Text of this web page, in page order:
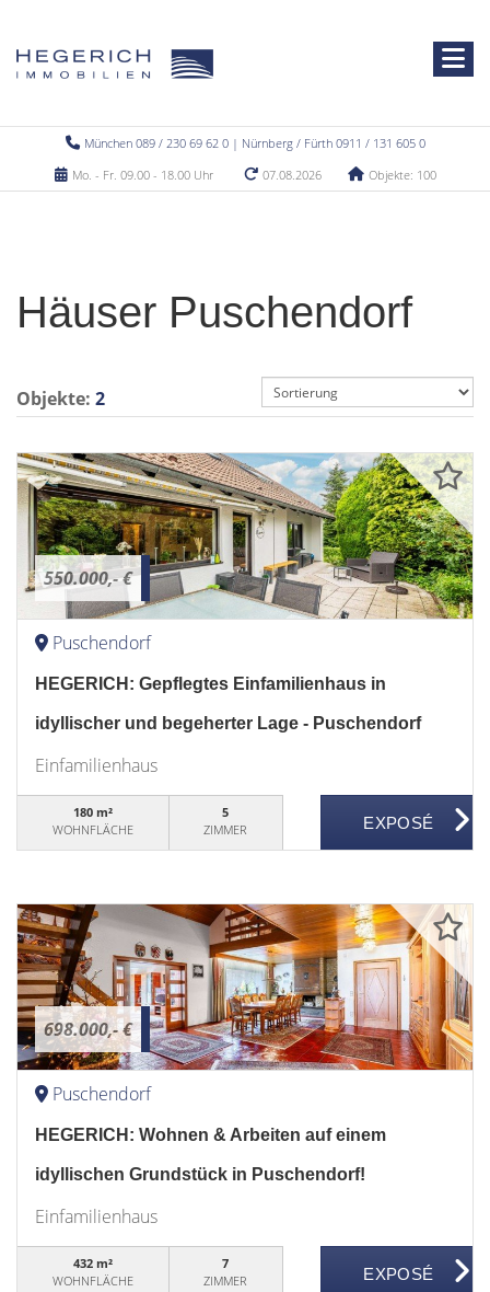
München 089 / 230 69 62 0 | Nürnberg / Fürth 0911 / 131 605 0
Mo. - Fr. 09.00 - 18.00 Uhr
07.08.2026 Objekte: 100
Häuser Puschendorf
Objekte: 2
550.000,- €
Puschendorf
HEGERICH: Gepflegtes Einfamilienhaus in
idyllischer und begeherter Lage - Puschendorf
Einfamilienhaus
180 m²
WOHNFLÄCHE
5
ZIMMER
698.000,- €
Puschendorf
HEGERICH: Wohnen & Arbeiten auf einem
idyllischen Grundstück in Puschendorf!
Einfamilienhaus
432 m²
WOHNFLÄCHE
7
ZIMMER